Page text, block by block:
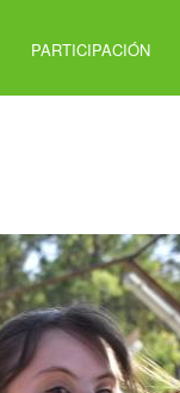
PARTICIPACIÓN